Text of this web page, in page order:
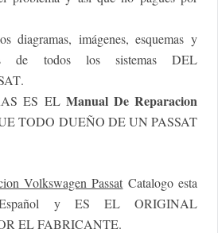
diagramas, imágenes, esquemas y
de todos los sistemas DEL
.
ES EL Manual De Reparacion
TODO DUEÑO DE UNPASSAT
Volkswagen Passat Catalogo esta
Español y ES EL ORIGINAL
EL FABRICANTE.